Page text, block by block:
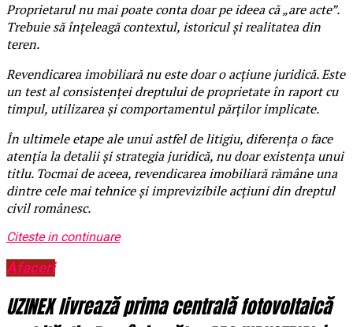
Proprietarul nu mai poate conta doar pe ideea că „are acte”.
Trebuie să înțeleagă contextul, istoricul și realitatea din
teren.
Revendicarea imobiliară nu este doar o acțiune juridică. Este
un test al consistenței dreptului de proprietate în raport cu
timpul, utilizarea și comportamentul părților implicate.
În ultimele etape ale unui astfel de litigiu, diferența o face
atenția la detalii și strategia juridică, nu doar existența unui
titlu. Tocmai de aceea, revendicarea imobiliară rămâne una
dintre cele mai tehnice și imprevizibile acțiuni din dreptul
civil românesc.
Citeste in continuare
Afaceri
UZINEX livrează prima centrală fotovoltaică